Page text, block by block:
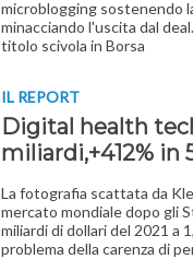
microblogging sostenendo
minacciando l'uscita dal
titolo scivola in Borsa
IL REPORT
Digital health
miliardi,+412% in
La fotografia scattata da
mercato mondiale dopo gli
miliardi di dollari del 2021 a
problema della carenza di